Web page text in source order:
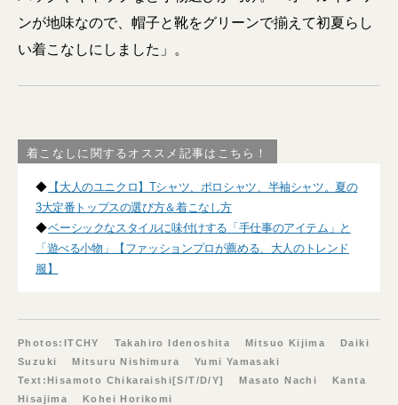
ンが地味なので、帽子と靴をグリーンで揃えて初夏らし
い着こなしにしました」。
着こなしに関するオススメ記事はこちら！
◆ 【大人のユニクロ】Tシャツ、ポロシャツ、半袖シャツ。夏の
3大定番トップスの選び方＆着こなし方
◆ベーシックなスタイルに味付けする「手仕事のアイテム」と
「遊べる小物」【ファッションプロが薦める、大人のトレンド
服】
Photos:ITCHY Takahiro Idenoshita Mitsuo Kijima Daiki
Suzuki Mitsuru Nishimura Yumi Yamasaki
Text:Hisamoto Chikaraishi[S/T/D/Y] Masato Nachi Kanta
Hisajima Kohei Horikomi